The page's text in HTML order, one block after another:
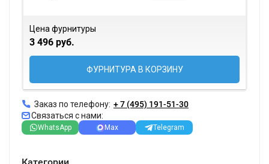
Цена фурнитуры
3 496 руб.
ФУРНИТУРА В КОРЗИНУ
Заказ по телефону: + 7 (495) 191-51-30
Связаться с нами:
WhatsApp Max Telegram